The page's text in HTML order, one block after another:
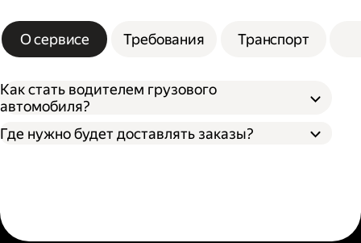
О сервисе Требования Транспорт
Как стать водителем грузового
автомобиля?
Где нужно будет доставлять заказы?